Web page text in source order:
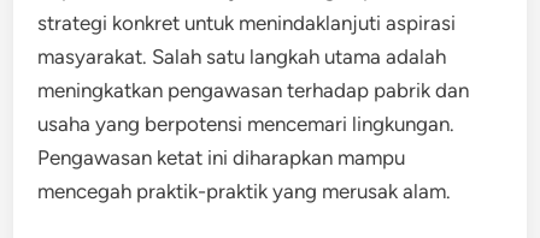
strategi konkret untuk menindaklanjuti aspirasi
masyarakat. Salah satu langkah utama adalah
meningkatkan pengawasan terhadap pabrik dan
usaha yang berpotensi mencemari lingkungan.
Pengawasan ketat ini diharapkan mampu
mencegah praktik-praktik yang merusak alam.